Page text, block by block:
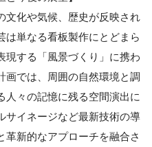
文化や気候、歴史が反映され
は単なる看板製作にとどまら
現する「風景づくり」に携わ
画では、周囲の自然環境と調
人々の記憶に残る空間演出に
サイネージなど最新技術の導
革新的なアプローチを融合さ